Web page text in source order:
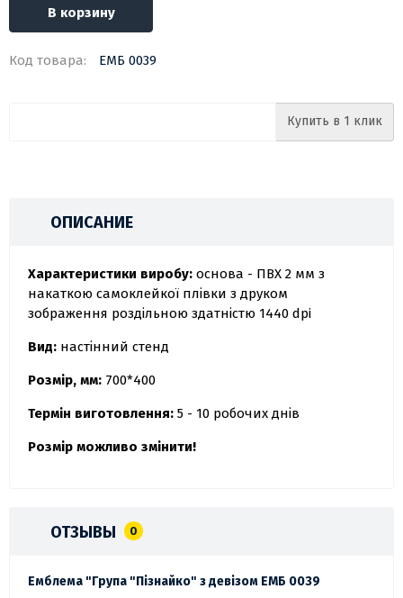
В корзину
Код товара: ЕМБ 0039
Купить в 1 клик
ОПИСАНИЕ
Характеристики виробу: основа - ПВХ 2 мм з
накаткою самоклейкої плівки з друком
зображення роздільною здатністю 1440 dpi
Вид: настінний стенд
Розмір, мм: 700*400
Термін виготовлення: 5 - 10 робочих днів
Розмір можливо змінити!
ОТЗЫВЫ 0
Емблема "Група "Пізнайко" з девізом ЕМБ 0039